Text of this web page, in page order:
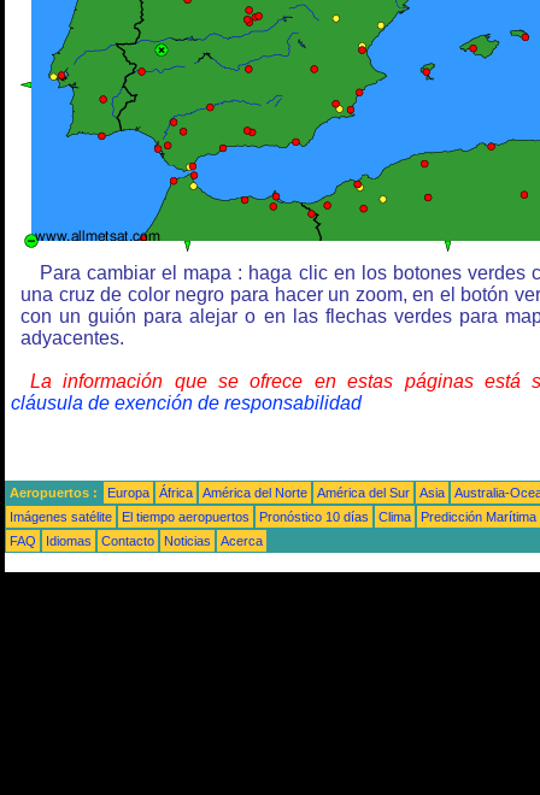
Para cambiar el mapa : haga clic en los botones verdes
una cruz de color negro para hacer un zoom, en el botón
con un guión para alejar o en las flechas verdes para
adyacentes.
La información que se ofrece en estas páginas está
cláusula de exención de responsabilidad
Aeropuertos : Europa África América del Norte América del Sur Asia
Australia-
Imágenes satélite
El tiempo aeropuertos Pronóstico 10 días Clima
Predicción Marítima
FAQ
Idiomas Contacto Noticias Acerca